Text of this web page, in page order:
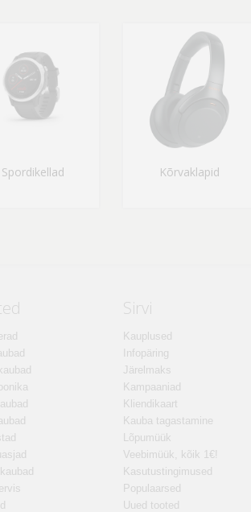
Spordikellad Kõrvaklapid
Sirvi
Kauplused
Infopäring
Järelmaks
Kampaaniad
Kliendikaart
Kauba tagastamine
Lõpumüük
Veebimüük, kõik 1€!
Kasutustingimused
Populaarsed
Uued tooted